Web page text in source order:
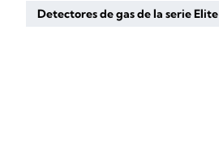
Detectores de gas de la serie Elite